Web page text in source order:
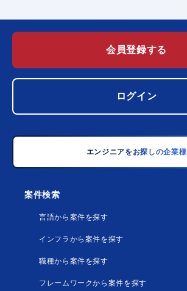
会員登録する
ログイン
エンジニアをお探しの企業様
案件検索
言語から案件を探す
インフラから案件を探す
職種から案件を探す
フレームワークから案件を探す